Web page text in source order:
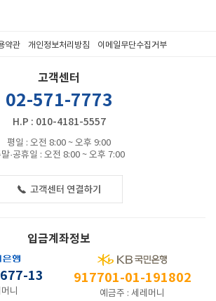
약관 개인정보처리방침 이메일무단수집거부
고객센터
02-571-7773
H.P : 010-4181-5557
평일 : 오전 8:00 ~ 오후 9:00
·공휴일 : 오전 8:00 ~ 오후 7:00
입금계좌정보
13
니
917701-01-191802
예금주 : 세레머니